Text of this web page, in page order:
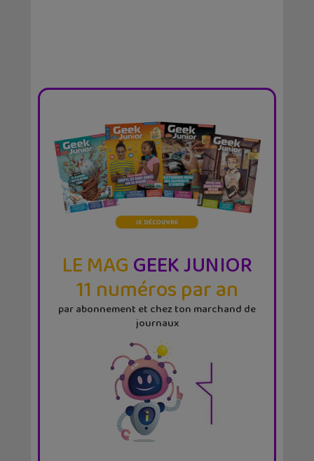
LE MAGGEEK JUNIOR
11 numéros par an
par abonnement et chez ton marchand de
journaux